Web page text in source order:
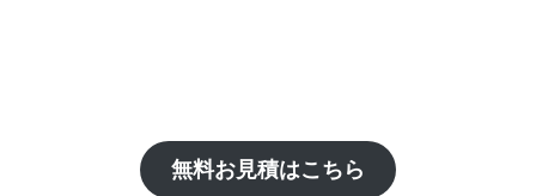
無料お見積はこちら